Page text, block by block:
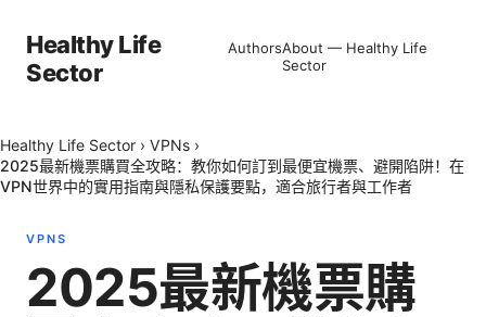
Healthy Life
Sector
AuthorsAbout — Healthy Life
Sector
Healthy Life Sector › VPNs ›
2025最新機票購買全攻略：教你如何訂到最便宜機票、避開陷阱！在
VPN世界中的實用指南與隱私保護要點，適合旅行者與工作者
VPNS
2025最新機票購